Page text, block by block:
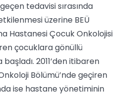
tedavisi sırasında
üzerine BEÜ
Hastanesi Çocuk Onkolojisi
çocuklara gönüllü
2011’den itibaren
Bölümü’nde geçiren
ise hastane yönetiminin